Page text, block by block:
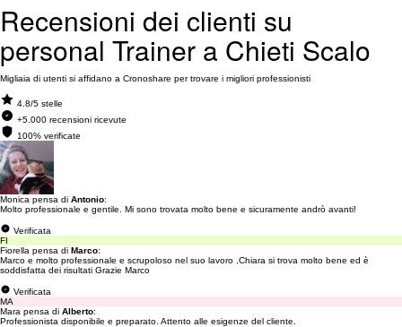
Recensioni dei clienti su
personal Trainer a Chieti Scalo
Migliaia di utenti si affidano a Cronoshare per trovare i migliori professionisti
4.8/5 stelle
+5.000 recensioni ricevute
100% verificate
Monica pensa di Antonio:
Molto professionale e gentile. Mi sono trovata molto bene e sicuramente andrò avanti!
Verificata
FI
Fiorella pensa di Marco:
Marco e molto professionale e scrupoloso nel suo lavoro ,Chiara si trova molto bene ed è
soddisfatta dei risultati Grazie Marco
Verificata
MA
Mara pensa di Alberto:
Professionista disponibile e preparato. Attento alle esigenze del cliente.